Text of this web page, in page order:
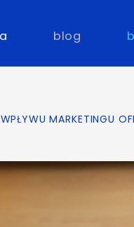
blog
MARKETINGU